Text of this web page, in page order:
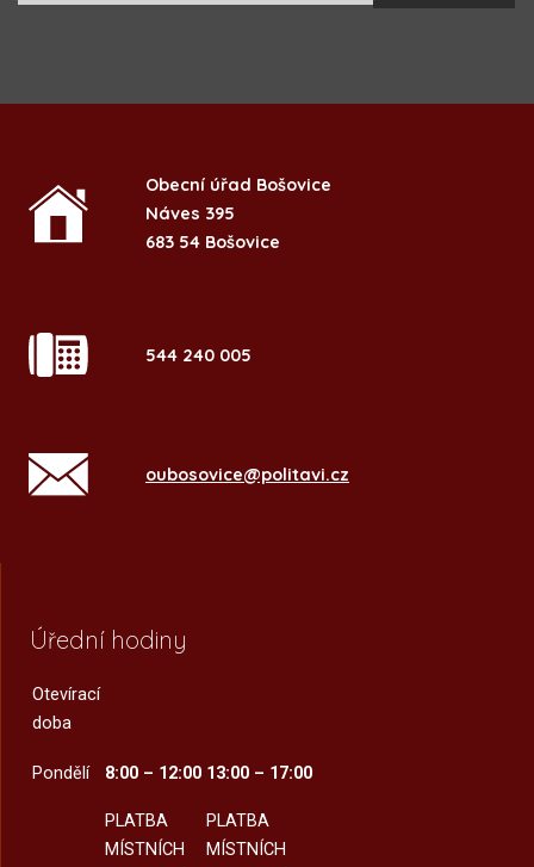
Obecní úřad Bošovice
Náves 395
683 54 Bošovice
544 240 005
oubosovice@politavi.cz
Úřední hodiny
Otevírací
doba
Pondělí 8:00 – 12:00
PLATBA
MÍSTNÍCH
13:00 – 17:00
PLATBA
MÍSTNÍCH